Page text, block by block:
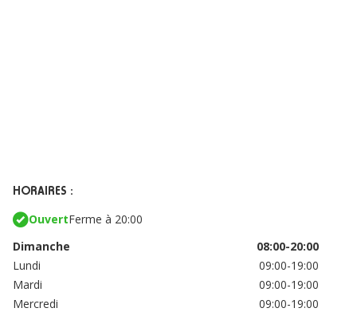
HORAIRES :
OuvertFerme à 20:00
Dimanche
08:00-20:00
Lundi
09:00-19:00
Mardi
09:00-19:00
Mercredi
09:00-19:00